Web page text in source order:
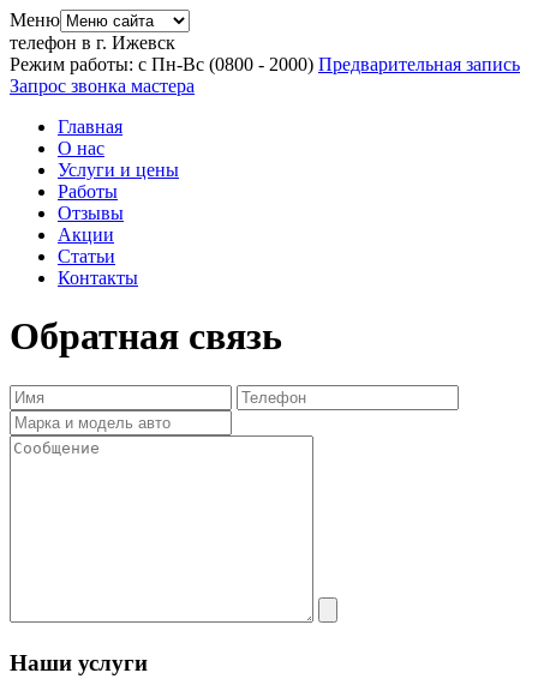
Меню
телефон в г. Ижевск
Режим работы: с Пн-Вс (0800 - 2000) Предварительная запись
Запрос звонка мастера
Главная
О нас
Услуги и цены
Работы
Отзывы
Акции
Статьи
Контакты
Обратная связь
Наши услуги